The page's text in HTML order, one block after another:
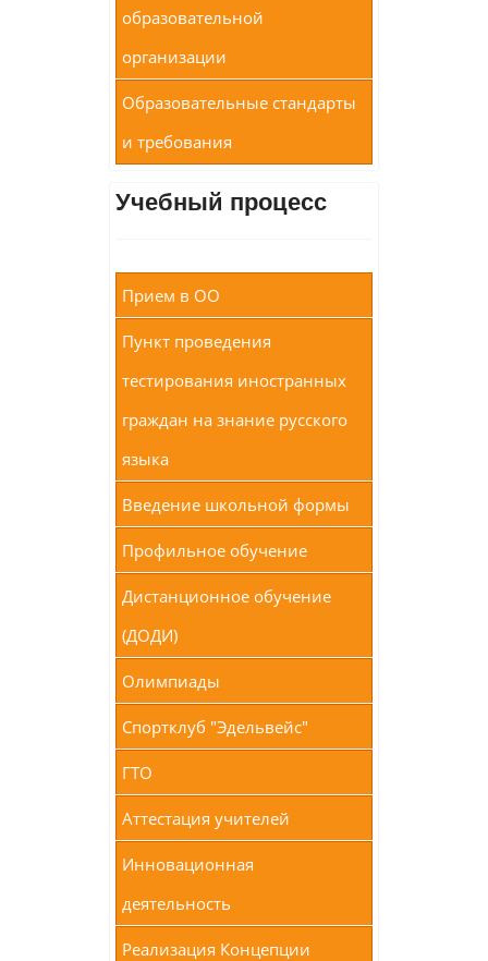
образовательной
организации
Образовательные стандарты
и требования
Учебный процесс
Прием в ОО
Пункт проведения
тестирования иностранных
граждан на знание русского
языка
Введение школьной формы
Профильное обучение
Дистанционное обучение
(ДОДИ)
Олимпиады
Спортклуб "Эдельвейс"
ГТО
Аттестация учителей
Инновационная
деятельность
Реализация Концепции